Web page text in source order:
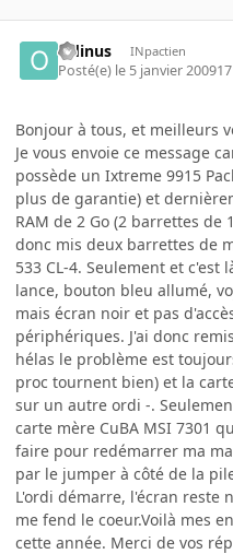
Odinus INpactien
Posté(e) le 5 janvier 2009
Bonjour à tous, et meilleurs
Je vous envoie ce message
possède un Ixtreme 9915
plus de garantie) et
RAM de 2 Go (2 barrettes de
donc mis deux barrettes de
533 CL-4. Seulement et
lance, bouton bleu allumé,
mais écran noir et pas
périphériques. J'ai donc
hélas le problème est
proc tournent bien) et la
sur un autre ordi -.
carte mère CuBA MSI 7301
faire pour redémarrer ma
par le jumper à côté de la
L'ordi démarre, l'écran reste
me fend le coeur.Voilà mes
cette année. Merci de vos